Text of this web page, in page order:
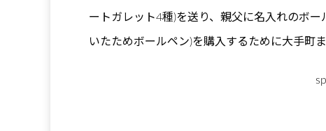
ートガレット4種)を送り、親父に名入れのボ
いたためボールペン)を購入するために大手町